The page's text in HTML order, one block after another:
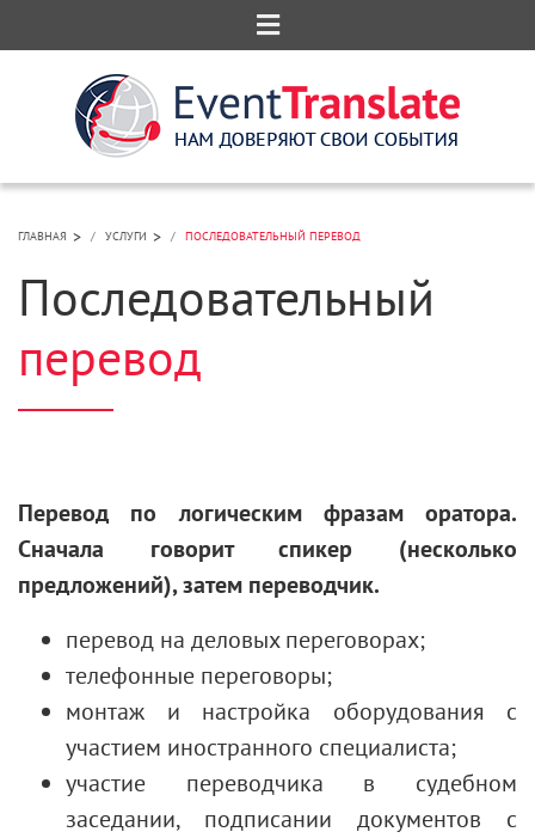
ГЛАВНАЯ > УСЛУГИ > ПОСЛЕДОВАТЕЛЬНЫЙ ПЕРЕВОД
Последовательный
перевод
Перевод по логическим фразам оратора.
Сначала говорит спикер (несколько
предложений), затем переводчик.
перевод на деловых переговорах;
телефонные переговоры;
монтаж и настройка оборудования с
участием иностранного специалиста;
участие переводчика в судебном
заседании, подписании документов с